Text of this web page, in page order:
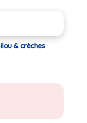
& crèches